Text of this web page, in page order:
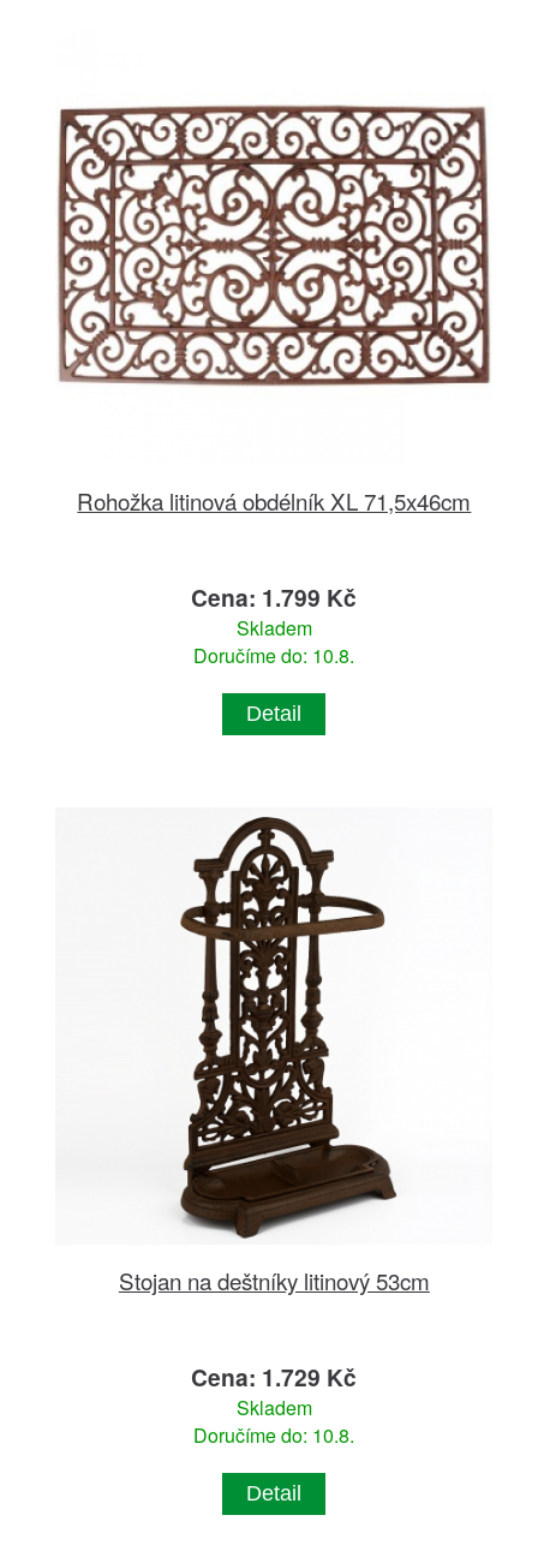
Rohožka litinová obdélník XL 71,5x46cm
Cena: 1.799 Kč
Skladem
Doručíme do: 10.8.
Detail
Stojan na deštníky litinový 53cm
Cena: 1.729 Kč
Skladem
Doručíme do: 10.8.
Detail